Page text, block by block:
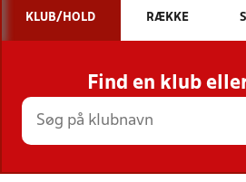
STILLINGER,
HOLD
KLUB/HOLD RÆKKE
Find en klub